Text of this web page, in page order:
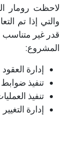
لاحظت رومار
والتي إذا تم
قدر غير متناسب
المشروع:
إدارة العقود
تنفيذ
تنفيذ
إدارة التغيير